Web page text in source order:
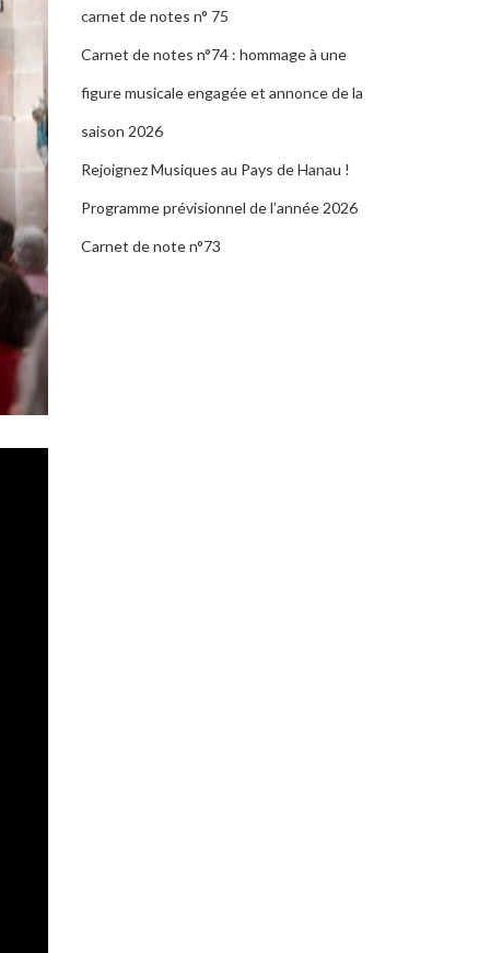
carnet de notes n° 75
Carnet de notes n°74 : hommage à une
figure musicale engagée et annonce de la
saison 2026
Rejoignez Musiques au Pays de Hanau !
Programme prévisionnel de l’année 2026
Carnet de note n°73